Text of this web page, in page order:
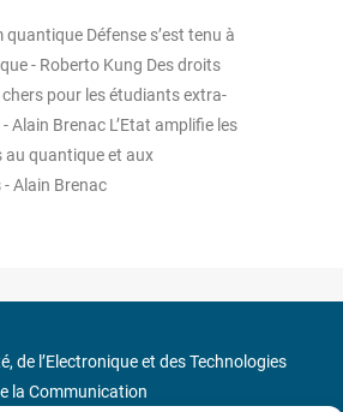
quantique Défense s’est tenu à
- Roberto Kung Des droits
pour les étudiants extra-
Alain Brenac L’Etat amplifie les
au quantique et aux
Alain Brenac
de l’Electronique et des Technologies
la Communication